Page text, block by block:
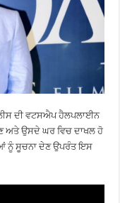
ਦੀ ਵਟਸਐਪ ਹੈਲਪਲਾਈਨ
ਅਤੇ ਉਸਦੇ ਘਰ ਵਿਚ ਦਾਖਲ ਹੋ
ਨੂੰ ਸੂਚਨਾ ਦੇਣ ਉਪਰੰਤ ਇਸ